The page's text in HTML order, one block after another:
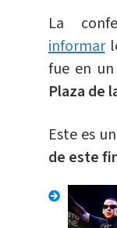
La
informar
fue en un
Plaza de
Este es
de este